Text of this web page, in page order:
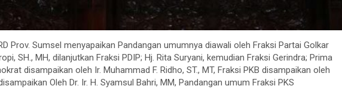
Prov. Sumsel menyapaikan Pandangan umumnya diawali oleh Fraksi Partai Golkar
SH., MH, dilanjutkan Fraksi PDIP; Hj. Rita Suryani, kemudian Fraksi Gerindra; Prima
disampaikan oleh Ir. Muhammad F. Ridho, ST., MT, Fraksi PKB disampaikan oleh
Oleh Dr. Ir. H. Syamsul Bahri, MM, Pandangan umum Fraksi PKS